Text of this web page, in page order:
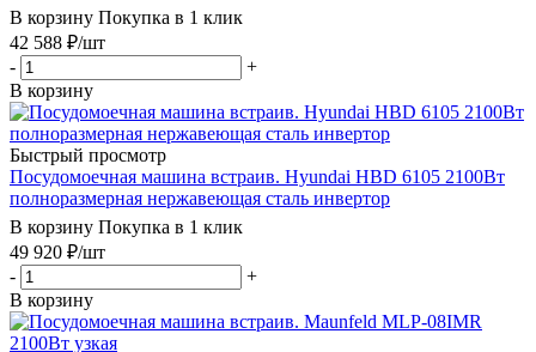
В корзину Покупка в 1 клик
42 588 ₽/шт
-
+
В корзину
Быстрый просмотр
Посудомоечная машина встраив. Hyundai HBD 6105 2100Вт
полноразмерная нержавеющая сталь инвертор
В корзину Покупка в 1 клик
49 920 ₽/шт
-
+
В корзину